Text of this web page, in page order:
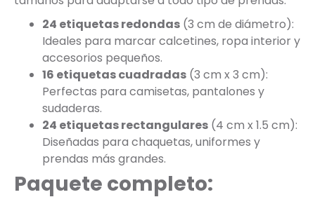
24 etiquetas redondas (3 cm de diámetro):
Ideales para marcar calcetines, ropa interior y
accesorios pequeños.
16 etiquetas cuadradas (3 cm x 3 cm):
Perfectas para camisetas, pantalones y
sudaderas.
24 etiquetas rectangulares (4 cm x 1.5 cm):
Diseñadas para chaquetas, uniformes y
prendas más grandes.
Paquete completo: